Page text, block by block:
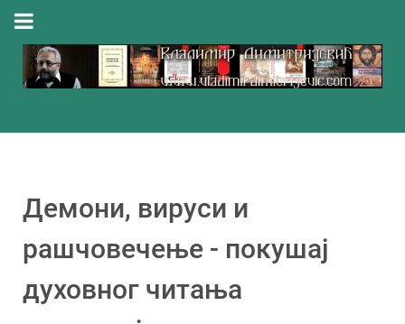
Демони, вируси и
рашчовечење - покушај
духовног читања